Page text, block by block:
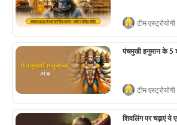
टीम एस्ट्रोयोगी
पंचमुखी हनुमान के 5
टीम एस्ट्रोयोगी
शिवलिंग पर चढ़ाएं ये